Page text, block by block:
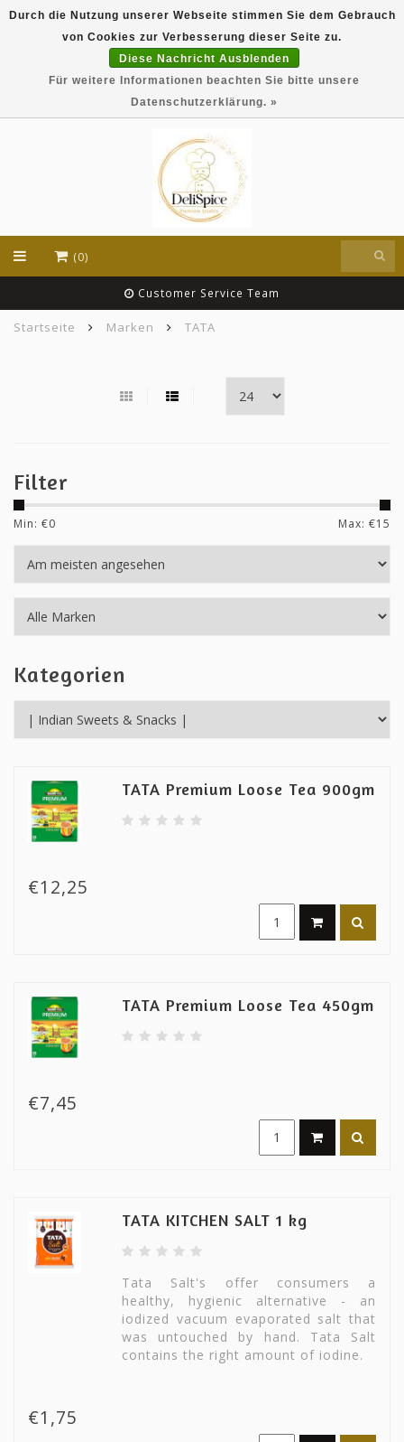
DeliSpice is your online Indian grocery shop with
exclusive brands like Daawat, Suhana, DeliSpice
and many more !!!
(0)
Customer Service Team
Startseite Marken TATA
Filter
Min: €0 Max: €15
Kategorien
TATA Premium Loose Tea 900gm
€12,25
TATA Premium Loose Tea 450gm
€7,45
TATA KITCHEN SALT 1 kg
Tata Salt's offer consumers a
healthy, hygienic alternative - an
iodized vacuum evaporated salt that
was untouched by hand. Tata Salt
contains the right amount of iodine.
€1,75
Durch die Nutzung unserer Webseite stimmen Sie dem Gebrauch
von Cookies zur Verbesserung dieser Seite zu.
Diese Nachricht Ausblenden
Für weitere Informationen beachten Sie bitte unsere
Datenschutzerklärung. »